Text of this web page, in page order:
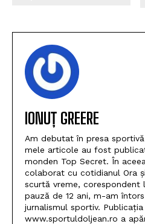
IONUȚ GREERE
Am debutat în presa
mele articole au fost
monden Top Secret. În
colaborat cu cotidianul Ora
scurtă vreme, corespondent
pauză de 12 ani, m-am
jurnalismul sportiv. Publicația
www.sportuldoljean.ro a